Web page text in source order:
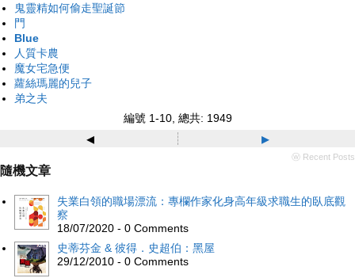
鬼靈精如何偷走聖誕節
門
Blue
人質卡農
魔女宅急便
蘿絲瑪麗的兒子
弟之夫
編號 1-10, 總共: 1949
◂ ▸
ⓦ Recent Posts
隨機文章
失業白領的職場漂流：專欄作家化身高年級求職生的臥底觀
察
18/07/2020 - 0 Comments
史蒂芬金 & 彼得．史超伯：黑屋
29/12/2010 - 0 Comments